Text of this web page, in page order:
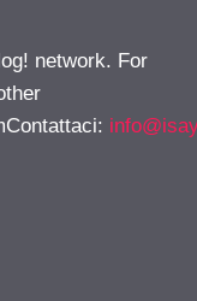
network. For
: